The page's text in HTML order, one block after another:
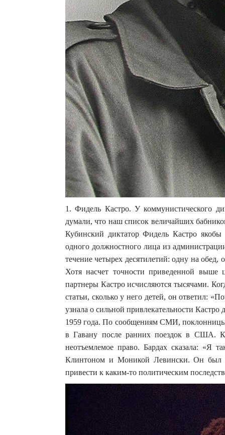
1. Фидель Кастро. У коммунистического
думали, что наш список величайших
Кубинский диктатор Фидель Кастро
одного должностного лица из
течение четырех десятилетий: одну на
Хотя насчет точности приведенной
партнеры Кастро исчисляются тысячами.
статьи, сколько у него детей, он ответил:
узнала о сильной привлекательности
1959 года. По сообщениям СМИ,
в Гавану после ранних поездок в США.
неотъемлемое право. Бардах сказала: «Я
Клинтоном и Моникой Левински. Он был
привести к каким-то политическим